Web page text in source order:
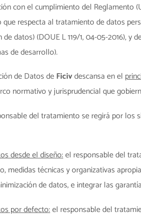
con el cumplimiento del Reglamento
que respecta al tratamiento de datos
datos) (DOUE L 119/1, 04-05-2016),
de desarrollo).
de Datos deFicivdescansa en el
normativo y jurisprudencial que
del tratamiento se regirá por
desde el diseño:el responsable del
medidas técnicas y organizativas
de datos, e integrar las
por defecto:el responsable del